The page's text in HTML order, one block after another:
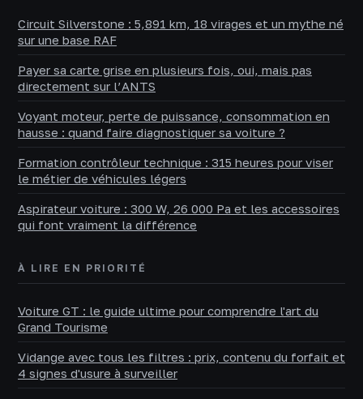
Circuit Silverstone : 5,891 km, 18 virages et un mythe né
sur une base RAF
Payer sa carte grise en plusieurs fois, oui, mais pas
directement sur l’ANTS
Voyant moteur, perte de puissance, consommation en
hausse : quand faire diagnostiquer sa voiture ?
Formation contrôleur technique : 315 heures pour viser
le métier de véhicules légers
Aspirateur voiture : 300 W, 26 000 Pa et les accessoires
qui font vraiment la différence
À LIRE EN PRIORITÉ
Voiture GT : le guide ultime pour comprendre l'art du
Grand Tourisme
Vidange avec tous les filtres : prix, contenu du forfait et
4 signes d'usure à surveiller